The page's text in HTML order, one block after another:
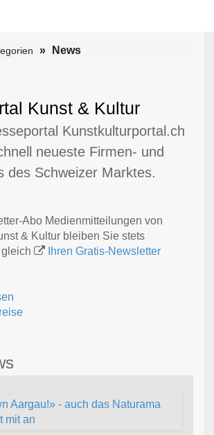
News
Kunst & Kultur
Kunstkulturportal.ch
neueste Firmen- und
des Schweizer Marktes.
Abo Medienmitteilungen von
& Kultur bleiben Sie stets
Ihren Gratis-Newsletter